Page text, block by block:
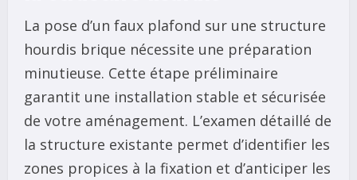
La pose d’un faux plafond sur une structure
hourdis brique nécessite une préparation
minutieuse. Cette étape préliminaire
garantit une installation stable et sécurisée
de votre aménagement. L’examen détaillé de
la structure existante permet d’identifier les
zones propices à la fixation et d’anticiper les